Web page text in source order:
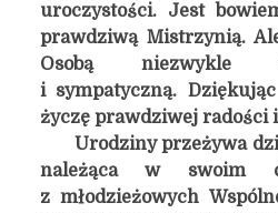
uroczystości. Jest
prawdziwą Mistrzynią.
Osobą niezwykle
i sympatyczną.
życzę prawdziwej radości
Urodziny przeżywa
należąca w swoim
z młodzieżowych